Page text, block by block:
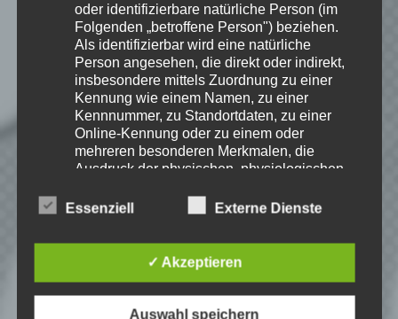
EmKa
Ich bin leidenschaftlicher
Gamer und schaue mir
eigentlich alles Neue an.
Jedes Spiel hat seine faire
Chance. Ich freue mich immer wenn ich
jemandem das Hobby Videospielen näher
bringen kann.
Playlist – Minecraft: I will
oder identifizierbare natürliche Person (im
Folgenden „betroffene Person") beziehen.
Als identifizierbar wird eine natürliche
Person angesehen, die direkt oder indirekt,
insbesondere mittels Zuordnung zu einer
Kennung wie einem Namen, zu einer
Kennnummer, zu Standortdaten, zu einer
Online-Kennung oder zu einem oder
mehreren besonderen Merkmalen, die
Ausdruck der physischen, physiologischen,
kulturellen oder sozialen Identität dieser
kann.
b) betroffene Person
identifizierbare natürliche Person, deren
Essenziell Externe Dienste
✓ Akzeptieren
Auswahl speichern